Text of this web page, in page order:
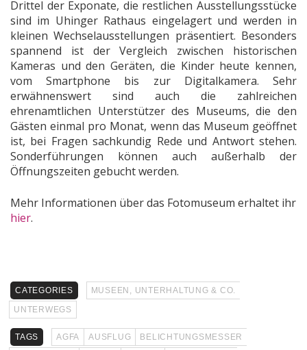
Drittel der Exponate, die restlichen Ausstellungsstücke
sind im Uhinger Rathaus eingelagert und werden in
kleinen Wechselausstellungen präsentiert. Besonders
spannend ist der Vergleich zwischen historischen
Kameras und den Geräten, die Kinder heute kennen,
vom Smartphone bis zur Digitalkamera. Sehr
erwähnenswert sind auch die zahlreichen
ehrenamtlichen Unterstützer des Museums, die den
Gästen einmal pro Monat, wenn das Museum geöffnet
ist, bei Fragen sachkundig Rede und Antwort stehen.
Sonderführungen können auch außerhalb der
Öffnungszeiten gebucht werden.
Mehr Informationen über das Fotomuseum erhaltet ihr
hier.
CATEGORIES
MUSEEN, UNTERHALTUNG & CO.
UNTERWEGS
TAGS AGFA AUSFLUG
BELICHTUNGSMESSER